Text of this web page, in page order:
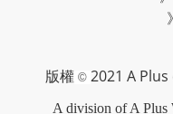
版權 © 2021 A Plus
A division of A Plus